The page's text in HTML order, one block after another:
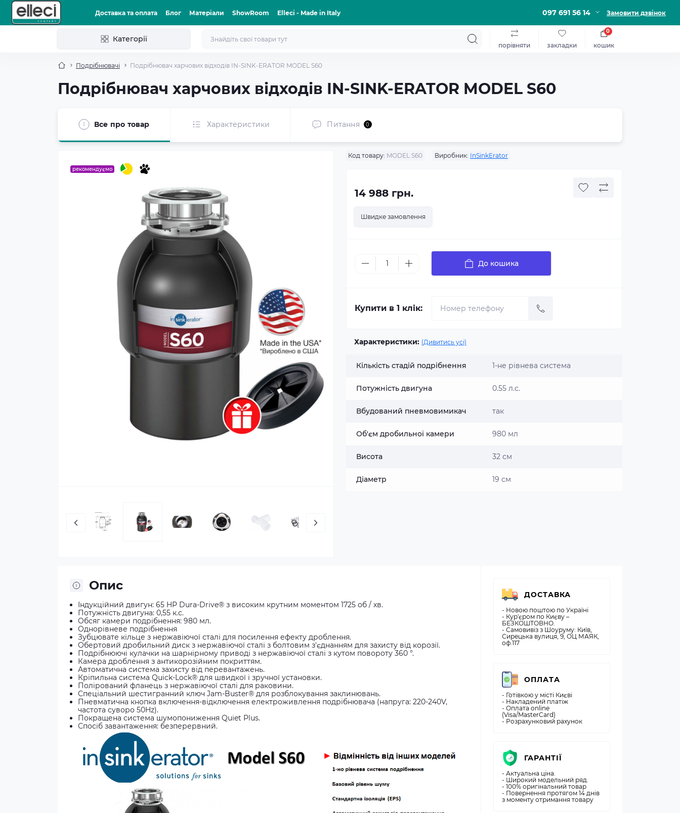
Доставка та оплата Блог Матеріали ShowRoom Elleci - Made in Italy 097 691 56 14 Замовити дзвінок
Категорії
порівняти закладки кошик
0
Подрібнювачі Подрібнювач харчових відходів IN-SINK-ERATOR MODEL S60
Подрібнювач харчових відходів IN-SINK-ERATOR MODEL S60
Все про товар Характеристики Питання 0
рекомендуємо
Код товару: MODEL S60 Виробник: InSinkErator
14 988 грн.
Швидке замовлення
До кошика
Купити в 1 клік:
Характеристики: (Дивитись усі)
Кількість стадій подрібнення 1-не рівнева система
Потужність двигуна 0.55 л.с.
Вбудований пневмовимикач так
Об'єм дробильної камери 980 мл
Висота 32 см
Діаметр 19 см
Опис
Індукційний двигун: 65 HP Dura-Drive® з високим крутним моментом 1725 об / хв.
Потужність двигуна: 0,55 к.с.
Обсяг камери подрібнення: 980 мл.
Однорівневе подрібнення
Зубцювате кільце з нержавіючої сталі для посилення ефекту дроблення.
Обертовий дробильний диск з нержавіючої сталі з болтовим з'єднанням для захисту від корозії.
Подрібнюючі кулачки на шарнірному приводі з нержавіючої сталі з кутом повороту 360 °.
Камера дроблення з антикорозійним покриттям.
Автоматична система захисту від перевантажень.
Кріпильна система Quick-Lock® для швидкої і зручної установки.
Полірований фланець з нержавіючої сталі для раковини.
Спеціальний шестигранний ключ Jam-Buster® для розблокування заклинювань.
Пневматична кнопка включення-відключення електроживлення подрібнювача (напруга: 220-240V,
частота суворо 50Hz).
Покращена система шумопониження Quiet Plus.
Спосіб завантаження: безперервний.
ДОСТАВКА
- Новою поштою по Україні
- Кур'єром по Києву –
БЕЗКОШТОВНО.
- Самовивіз з Шоуруму: Київ,
Сирецька вулиця, 9, ОЦ МАЯК,
оф.117
ОПЛАТА
- Готівкою у місті Києві
- Накладений платіж
- Оплата online
(Visa/MasterCard)
- Розрахунковий рахунок
ГАРАНТІЇ
- Актуальна ціна.
- Широкий модельний ряд.
- 100% оригінальний товар
- Повернення протягом 14 днів
з моменту отримання товару